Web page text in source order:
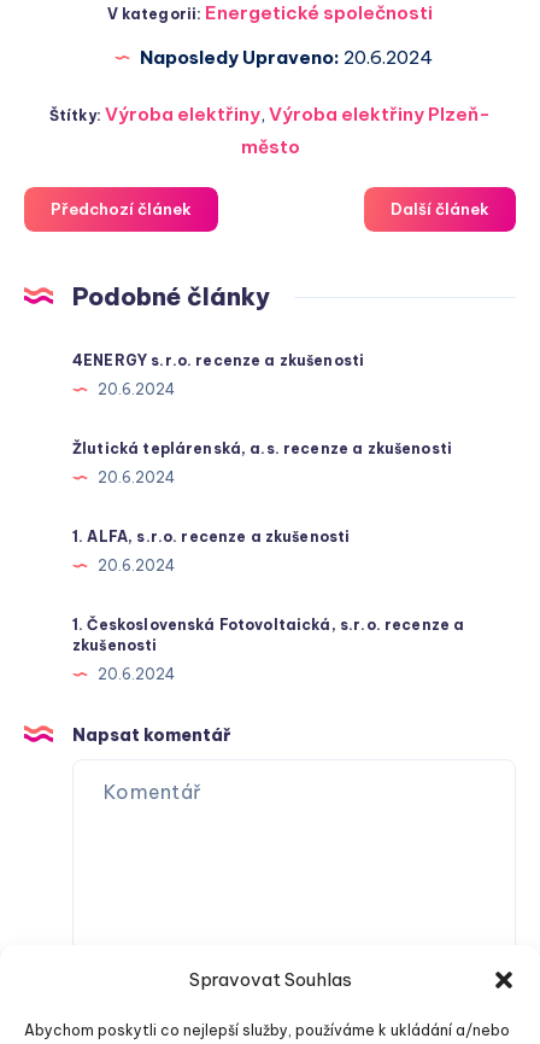
Spravovat Souhlas
Abychom poskytli co nejlepší služby, používáme k ukládání a/nebo
V kategorii: Energetické společnosti
Naposledy Upraveno: 20.6.2024
Štítky:Výroba elektřiny,Výroba elektřiny Plzeň-
město
Předchozí článek Další článek
Podobné články
4ENERGY s.r.o. recenze a zkušenosti
20.6.2024
Žlutická teplárenská, a.s. recenze a zkušenosti
20.6.2024
1. ALFA, s.r.o. recenze a zkušenosti
20.6.2024
1. Československá Fotovoltaická, s.r.o. recenze a
zkušenosti
20.6.2024
Napsat komentář